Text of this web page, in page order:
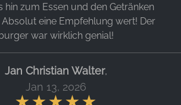
hin zum Essen und den Getränken
eine Empfehlung wert! Der
war wirklich genial!
Jan Christian Walter,
Jan 13, 2026